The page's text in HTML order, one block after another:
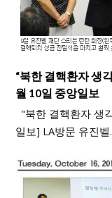
“북한 결핵환자 생
월 10일 중앙일보
"북한 결핵환자 생
일보] LA방문 유진